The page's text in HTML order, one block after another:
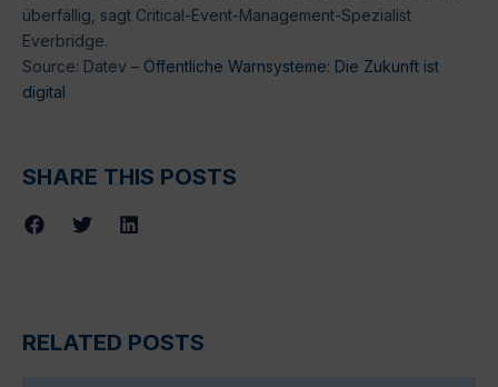
überfällig, sagt Critical-Event-Management-Spezialist
Everbridge.
Source: Datev – Öffentliche Warnsysteme: Die Zukunft ist
digital
SHARE THIS POSTS
RELATED POSTS